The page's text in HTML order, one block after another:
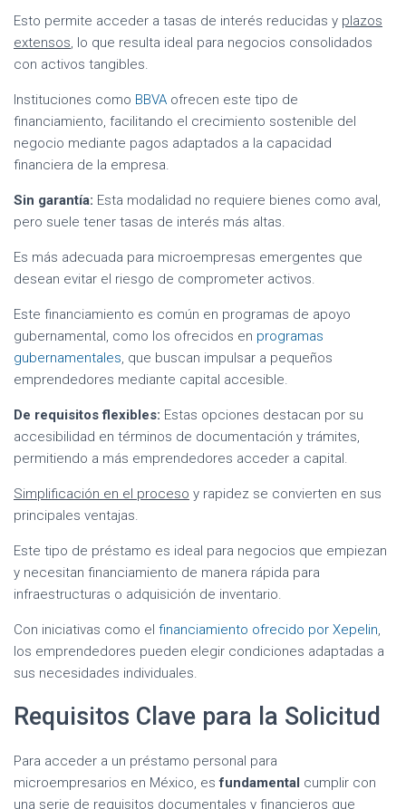
Esto permite acceder a tasas de interés reducidas y plazos
extensos, lo que resulta ideal para negocios consolidados
con activos tangibles.
Instituciones como BBVA ofrecen este tipo de
financiamiento, facilitando el crecimiento sostenible del
negocio mediante pagos adaptados a la capacidad
financiera de la empresa.
Sin garantía: Esta modalidad no requiere bienes como aval,
pero suele tener tasas de interés más altas.
Es más adecuada para microempresas emergentes que
desean evitar el riesgo de comprometer activos.
Este financiamiento es común en programas de apoyo
gubernamental, como los ofrecidos en programas
gubernamentales, que buscan impulsar a pequeños
emprendedores mediante capital accesible.
De requisitos flexibles: Estas opciones destacan por su
accesibilidad en términos de documentación y trámites,
permitiendo a más emprendedores acceder a capital.
Simplificación en el proceso y rapidez se convierten en sus
principales ventajas.
Este tipo de préstamo es ideal para negocios que empiezan
y necesitan financiamiento de manera rápida para
infraestructuras o adquisición de inventario.
Con iniciativas como el financiamiento ofrecido por Xepelin,
los emprendedores pueden elegir condiciones adaptadas a
sus necesidades individuales.
Requisitos Clave para la Solicitud
Para acceder a un préstamo personal para
microempresarios en México, esfundamental cumplir con
una serie de requisitos documentales y financieros que